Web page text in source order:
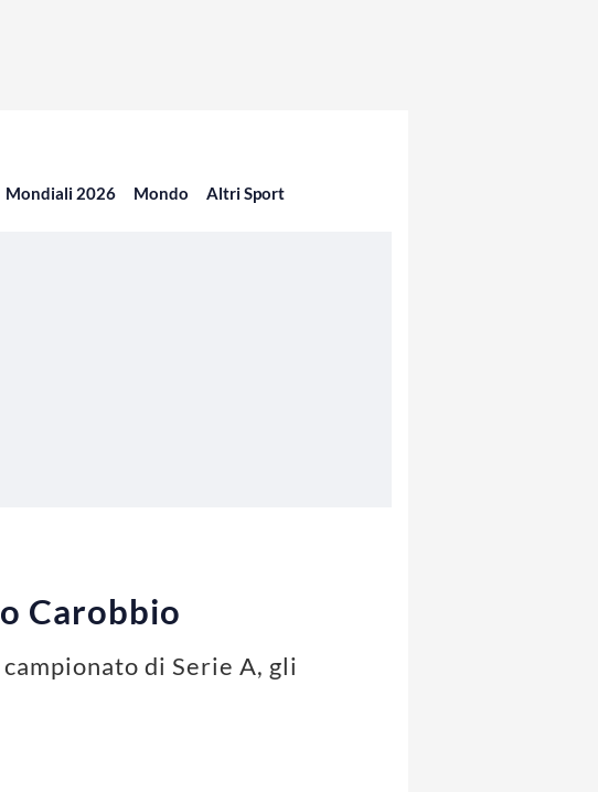
Mondiali 2026 Mondo Altri Sport
Carobbio
di Serie A, gli